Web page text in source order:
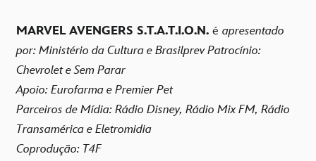
MARVEL AVENGERS S.T.A.T.I.O.N. é apresentado
por: Ministério da Cultura e Brasilprev Patrocínio:
Chevrolet e Sem Parar
Apoio: Eurofarma e Premier Pet
Parceiros de Mídia: Rádio Disney, Rádio Mix FM, Rádio
Transamérica e Eletromidia
Coprodução: T4F